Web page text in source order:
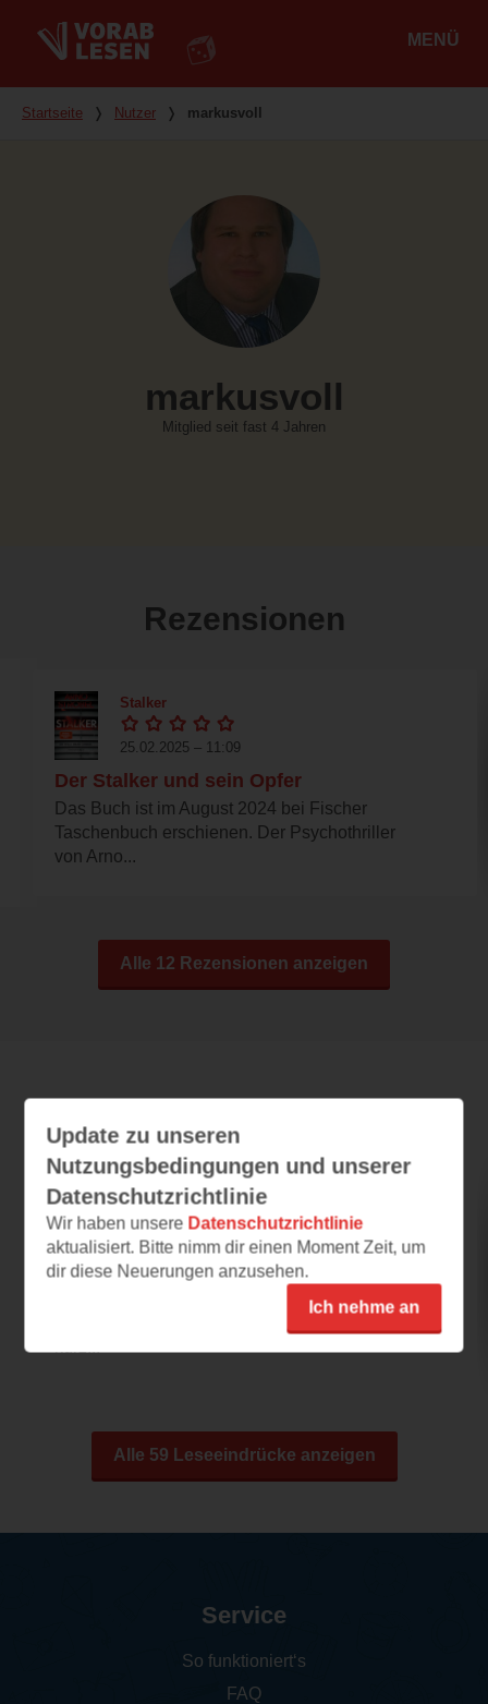
MENÜ
Du bist hier
Startseite ❭ Nutzer ❭ markusvoll
markusvoll
Mitglied seit fast 4 Jahren
Rezensionen
Stalker
25.02.2025 – 11:09
Der Stalker und sein Opfer
Das Buch ist im August 2024 bei Fischer
Taschenbuch erschienen. Der Psychothriller
von Arno...
Alle 12 Rezensionen anzeigen
52 wilde Fermente
22.01.2025 – 14:23
Wie fermentiere ich richtig?
Fermentation ist in diesem Buch das Thema.
Alle 59 Leseeindrücke anzeigen
Update zu unseren
Nutzungsbedingungen und unserer
Datenschutzrichtlinie
Wir haben unsere Datenschutzrichtlinie
aktualisiert. Bitte nimm dir einen Moment Zeit, um
dir diese Neuerungen anzusehen.
Ich nehme an
Service
So funktioniert‘s
FAQ